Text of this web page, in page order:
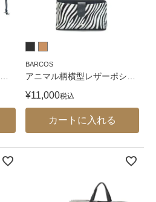
BARCOS
アニマル柄横型レザーポシ
¥11,000税込
カートに入れる